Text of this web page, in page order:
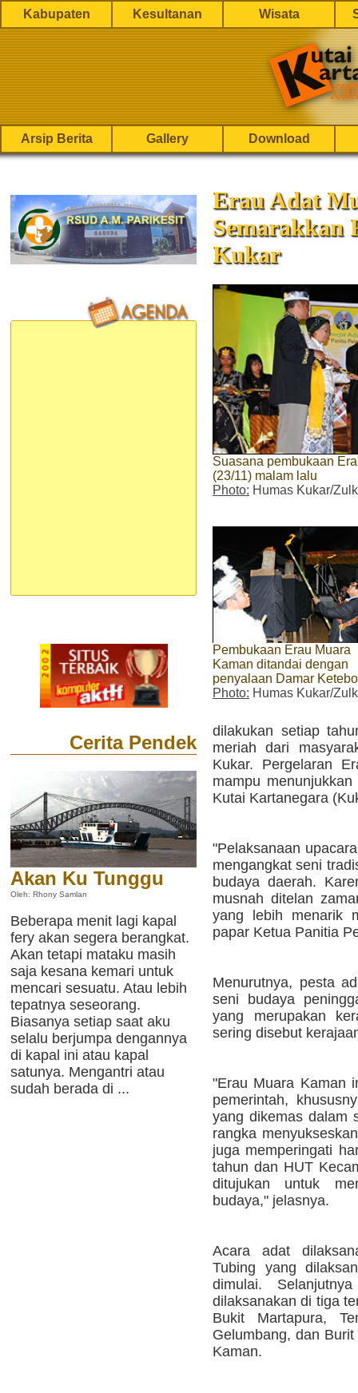
Kabupaten Kesultanan Wisata
Arsip Berita Gallery Download
Cerita Pendek
Akan Ku Tunggu
Oleh: Rhony Samlan
Beberapa menit lagi kapal
fery akan segera berangkat.
Akan tetapi mataku masih
saja kesana kemari untuk
mencari sesuatu. Atau lebih
tepatnya seseorang.
Biasanya setiap saat aku
selalu berjumpa dengannya
di kapal ini atau kapal
satunya. Mengantri atau
sudah berada di ...
Erau Adat
Semarakkan
Kukar
Suasana pembukaan
(23/11) malam lalu
Photo: Humas Kukar/
Pembukaan Erau Muara
Kaman ditandai dengan
penyalaan Damar
Photo: Humas Kukar/
dilakukan setiap
meriah dari
Kukar. Pergelaran
mampu
Kutai Kartanegara
"Pelaksanaan
mengangkat seni
budaya daerah.
musnah ditelan
yang lebih menarik
papar Ketua Panitia
Menurutnya, pesta
seni budaya
yang merupakan
sering disebut
"Erau Muara Kaman
pemerintah,
yang dikemas dalam
rangka
juga memperingati
tahun dan HUT
ditujukan untuk
budaya," jelasnya.
Acara adat
Tubing yang
dimulai.
dilaksanakan di tiga
Bukit Martapura,
Gelumbang, dan
Kaman.